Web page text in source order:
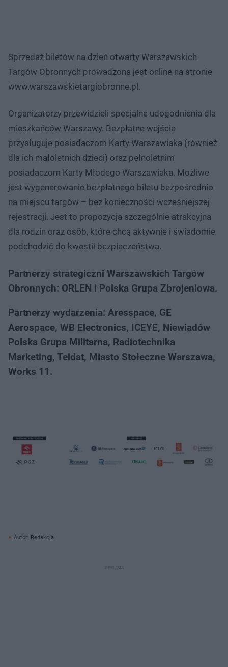
Sprzedaż biletów na dzień otwarty Warszawskich
Targów Obronnych prowadzona jest online na stronie
www.warszawskietargiobronne.pl.
Organizatorzy przewidzieli specjalne udogodnienia dla
mieszkańców Warszawy. Bezpłatne wejście
przysługuje posiadaczom Karty Warszawiaka (również
dla ich małoletnich dzieci) oraz pełnoletnim
posiadaczom Karty Młodego Warszawiaka. Możliwe
jest wygenerowanie bezpłatnego biletu bezpośrednio
na miejscu targów – bez konieczności wcześniejszej
rejestracji. Jest to propozycja szczególnie atrakcyjna
dla rodzin oraz osób, które chcą aktywnie i świadomie
podchodzić do kwestii bezpieczeństwa.
Partnerzy strategiczni Warszawskich Targów
Obronnych: ORLEN i Polska Grupa Zbrojeniowa.
Partnerzy wydarzenia: Aresspace, GE
Aerospace, WB Electronics, ICEYE, Niewiadów
Polska Grupa Militarna, Radiotechnika
Marketing, Teldat, Miasto Stołeczne Warszawa,
Works 11.
Autor: Redakcja